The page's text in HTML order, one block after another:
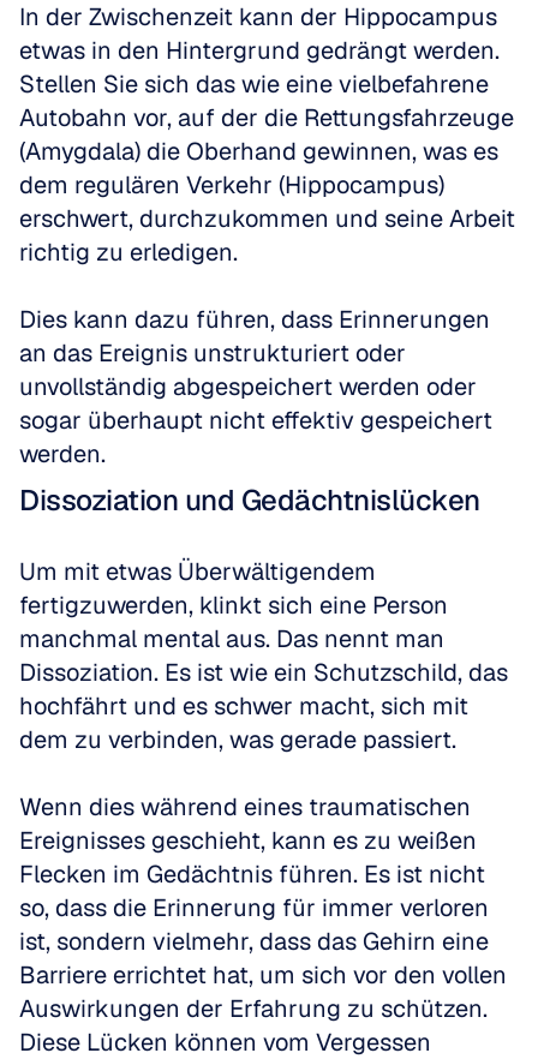
In der Zwischenzeit kann der Hippocampus
etwas in den Hintergrund gedrängt werden.
Stellen Sie sich das wie eine vielbefahrene
Autobahn vor, auf der die Rettungsfahrzeuge
(Amygdala) die Oberhand gewinnen, was es
dem regulären Verkehr (Hippocampus)
erschwert, durchzukommen und seine Arbeit
richtig zu erledigen.
Dies kann dazu führen, dass Erinnerungen
an das Ereignis unstrukturiert oder
unvollständig abgespeichert werden oder
sogar überhaupt nicht effektiv gespeichert
werden.
Dissoziation und Gedächtnislücken
Um mit etwas Überwältigendem
fertigzuwerden, klinkt sich eine Person
manchmal mental aus. Das nennt man
Dissoziation. Es ist wie ein Schutzschild, das
hochfährt und es schwer macht, sich mit
dem zu verbinden, was gerade passiert.
Wenn dies während eines traumatischen
Ereignisses geschieht, kann es zu weißen
Flecken im Gedächtnis führen. Es ist nicht
so, dass die Erinnerung für immer verloren
ist, sondern vielmehr, dass das Gehirn eine
Barriere errichtet hat, um sich vor den vollen
Auswirkungen der Erfahrung zu schützen.
Diese Lücken können vom Vergessen